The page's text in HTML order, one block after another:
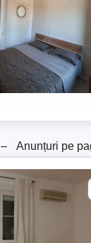
– Anunțuri pe